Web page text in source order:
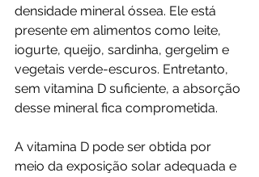
densidade mineral óssea. Ele está
presente em alimentos como leite,
iogurte, queijo, sardinha, gergelim e
vegetais verde-escuros. Entretanto,
sem vitamina D suficiente, a absorção
desse mineral fica comprometida.
A vitamina D pode ser obtida por
meio da exposição solar adequada e